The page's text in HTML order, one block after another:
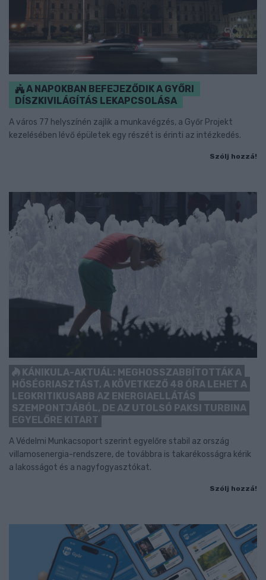
A NAPOKBAN BEFEJEZŐDIK A GYŐRI
DÍSZKIVILÁGÍTÁS LEKAPCSOLÁSA
A város 77 helyszínén zajlik a munkavégzés, a Győr Projekt
kezelésében lévő épületek egy részét is érinti az intézkedés.
Szólj hozzá!
KÁNIKULA-AKTUÁL: MEGHOSSZABBÍTOTTÁK A
HŐSÉGRIASZTÁST, A KÖVETKEZŐ 48 ÓRA LEHET A
LEGKRITIKUSABB AZ ENERGIAELLÁTÁS
SZEMPONTJÁBÓL, DE AZ UTOLSÓ PAKSI TURBINA
EGYELŐRE KITART
A Védelmi Munkacsoport szerint egyelőre stabil az ország
villamosenergia-rendszere, de továbbra is takarékosságra kérik
a lakosságot és a nagyfogyasztókat.
Szólj hozzá!